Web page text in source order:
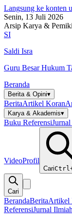
Langsung ke konten
Senin, 13 Juli 2026
Arsip Karya &
SI
Saldi Isra
Guru Besar Hukum
Beranda
Berita & Opini▾
BeritaArtikel Koran
Karya & Akademis▾
Buku Referensi
VideoProfil
Cari
Cari
BerandaBeritaArtikel
ReferensiJurnal Ilmiah